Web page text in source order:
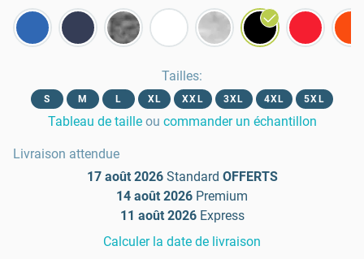
Tailles:
S M L XL XXL 3XL 4XL 5XL
Tableau de taille ou commander un échantillon
Livraison attendue
17 août 2026 Standard OFFERTS
14 août 2026 Premium
11 août 2026 Express
Calculer la date de livraison